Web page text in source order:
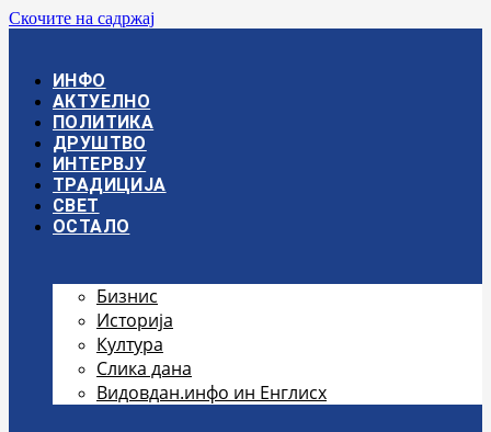
Скочите на садржај
ИНФО
АКТУЕЛНО
ПОЛИТИКА
ДРУШТВО
ИНТЕРВЈУ
ТРАДИЦИЈА
СВЕТ
ОСТАЛО
Бизнис
Историја
Култура
Слика дана
Видовдан.инфо ин Енглисх